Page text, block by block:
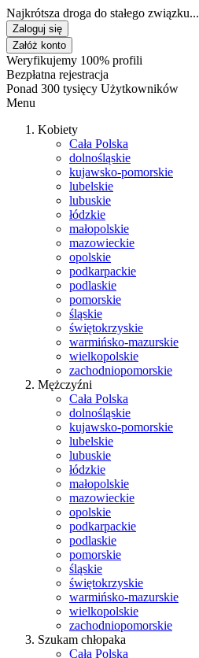
Najkrótsza droga do stałego związku...
Zaloguj się
Załóż konto
Weryfikujemy 100% profili
Bezpłatna rejestracja
Ponad 300 tysięcy Użytkowników
Menu
Kobiety
Cała Polska
dolnośląskie
kujawsko-pomorskie
lubelskie
lubuskie
łódzkie
małopolskie
mazowieckie
opolskie
podkarpackie
podlaskie
pomorskie
śląskie
świętokrzyskie
warmińsko-mazurskie
wielkopolskie
zachodniopomorskie
Mężczyźni
Cała Polska
dolnośląskie
kujawsko-pomorskie
lubelskie
lubuskie
łódzkie
małopolskie
mazowieckie
opolskie
podkarpackie
podlaskie
pomorskie
śląskie
świętokrzyskie
warmińsko-mazurskie
wielkopolskie
zachodniopomorskie
Szukam chłopaka
Cała Polska